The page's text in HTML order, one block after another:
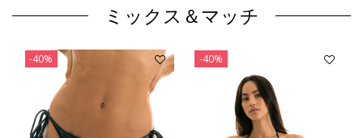
ミックス＆マッチ
-40% -40%